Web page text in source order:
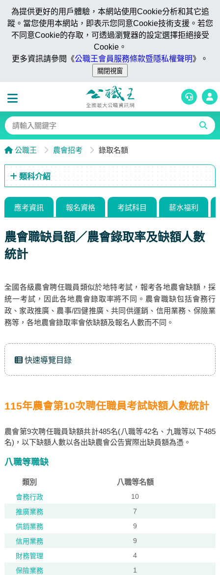
為提供更好的用戶體驗，本網站使用Cookie分析和其它追
蹤。當您使用本網站，即表示您同意Cookie技術支援。若您
不同意Cookie的存取，可透過瀏覽器的設定選擇拒絕接受
Cookie。
更多資訊請參閱《公職王會員服務條款暨隱私權聲明》。
公職王 農會招考 錄取名額
類科介紹
應考資訊 報名資格 考試科目 薪水福利
農會職缺員額／農會錄取率及缺額人數
統計
全國各級農會聘任職員類似於地特考試，報考各地農會缺額，採
統一考試，因此各地農會錄取率將不同。農會職缺包括會務行
政、家政推廣、農事/四健推廣、共同供運銷、信用業務、保險業
務等，各地農會錄取率會依缺額及報名人數而不同。
快速導覽目錄
115年農會第10次聘任職員考試缺額人數統計
農會第9次聘任職員缺額共計485名(八職等42名、九職等以下485
名)，以下缺額人數以各出缺農會公告實際出缺員額為憑。
八職等職缺
類別 八職等名額
會務行政
10
推廣業務
7
供銷業務
9
信用業務
9
財務管理
4
保險業務
1